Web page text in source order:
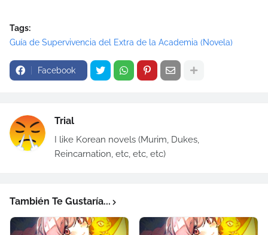
Tags:
Guía de Supervivencia del Extra de la Academia (Novela)
Facebook
Trial
I like Korean novels (Murim, Dukes,
Reincarnation, etc, etc, etc)
También Te Gustaría...